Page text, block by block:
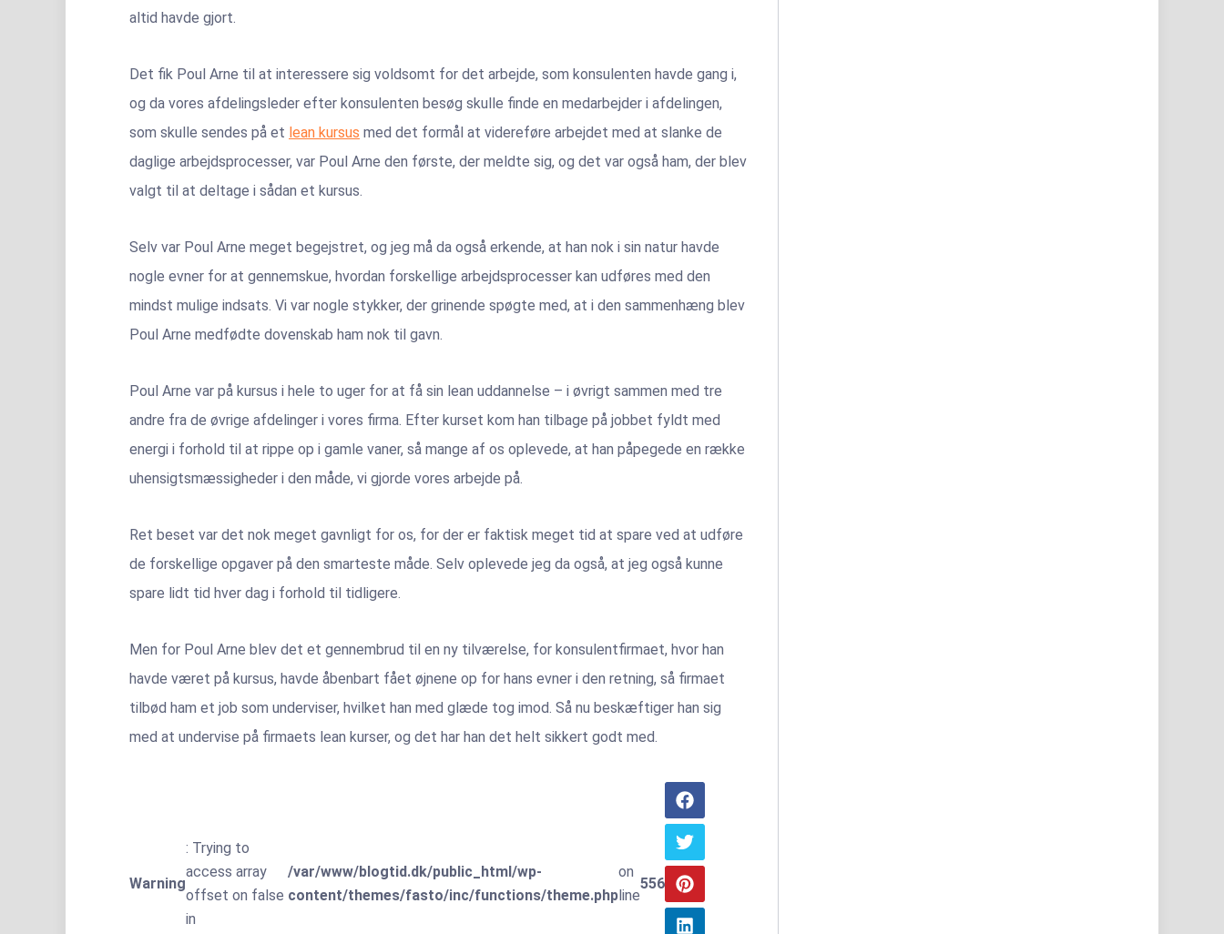
altid havde gjort.
Det fik Poul Arne til at interessere sig voldsomt for det arbejde, som konsulenten havde gang i,
og da vores afdelingsleder efter konsulenten besøg skulle finde en medarbejder i afdelingen,
som skulle sendes på et lean kursus med det formål at videreføre arbejdet med at slanke de
daglige arbejdsprocesser, var Poul Arne den første, der meldte sig, og det var også ham, der blev
valgt til at deltage i sådan et kursus.
Selv var Poul Arne meget begejstret, og jeg må da også erkende, at han nok i sin natur havde
nogle evner for at gennemskue, hvordan forskellige arbejdsprocesser kan udføres med den
mindst mulige indsats. Vi var nogle stykker, der grinende spøgte med, at i den sammenhæng blev
Poul Arne medfødte dovenskab ham nok til gavn.
Poul Arne var på kursus i hele to uger for at få sin lean uddannelse – i øvrigt sammen med tre
andre fra de øvrige afdelinger i vores firma. Efter kurset kom han tilbage på jobbet fyldt med
energi i forhold til at rippe op i gamle vaner, så mange af os oplevede, at han påpegede en række
uhensigtsmæssigheder i den måde, vi gjorde vores arbejde på.
Ret beset var det nok meget gavnligt for os, for der er faktisk meget tid at spare ved at udføre
de forskellige opgaver på den smarteste måde. Selv oplevede jeg da også, at jeg også kunne
spare lidt tid hver dag i forhold til tidligere.
Men for Poul Arne blev det et gennembrud til en ny tilværelse, for konsulentfirmaet, hvor han
havde været på kursus, havde åbenbart fået øjnene op for hans evner i den retning, så firmaet
tilbød ham et job som underviser, hvilket han med glæde tog imod. Så nu beskæftiger han sig
med at undervise på firmaets lean kurser, og det har han det helt sikkert godt med.
Warning
: Trying to
access array
offset on false
in
/var/www/blogtid.dk/public_html/wp-
content/themes/fasto/inc/functions/theme.php
on
line
556